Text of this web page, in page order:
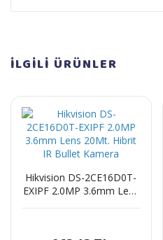
İLGİLİ ÜRÜNLER
Hikvision DS-2CE16D0T-
EXIPF 2.0MP 3.6mm Lens